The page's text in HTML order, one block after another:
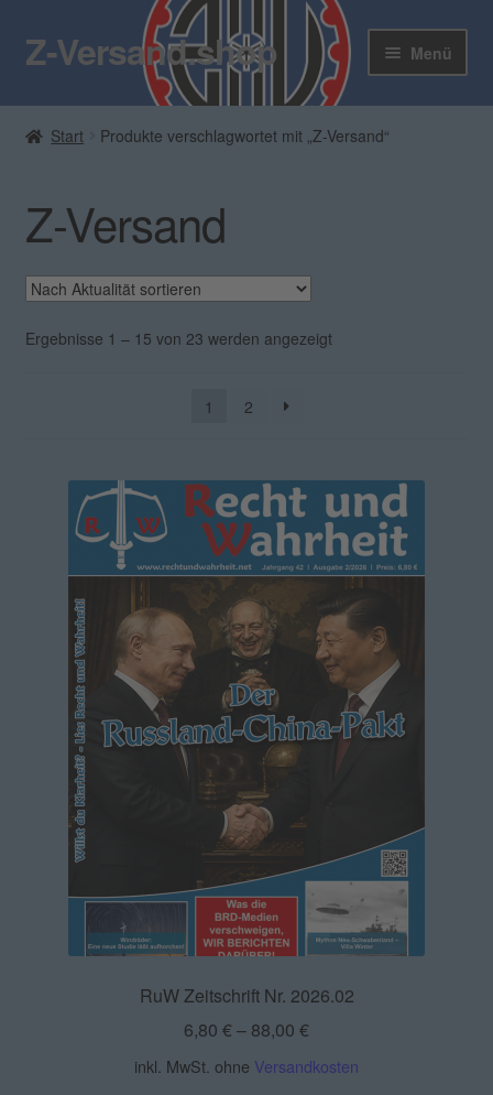
Zur
Navigation
Zum
Inhalt
Z-Versand.shop Menü
Z-Versand
Blog
Kontakt
Mein Konto
Start Produkte verschlagwortet mit „Z-Versand“
Z-Versand
Ergebnisse 1 – 15 von 23 werden angezeigtNach
1
2
RuW Zeitschrift Nr. 2026.02
6,80 €– 88,00 €
inkl. MwSt. ohne Versandkosten